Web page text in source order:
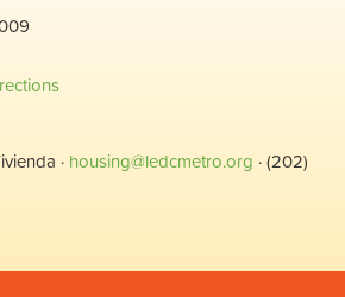
· housing@ledcmetro.org · (202)